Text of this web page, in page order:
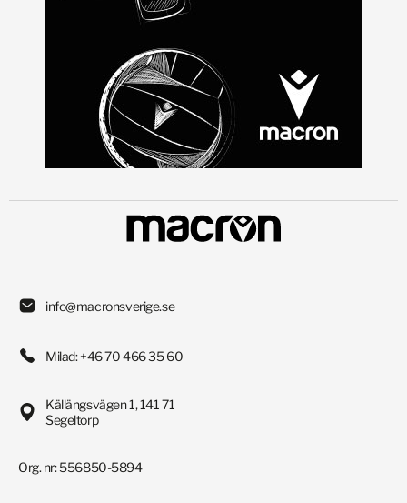
info@macronsverige.se
Milad: +46 70 466 35 60
Källängsvägen 1, 141 71
Segeltorp
Org. nr: 556850-5894